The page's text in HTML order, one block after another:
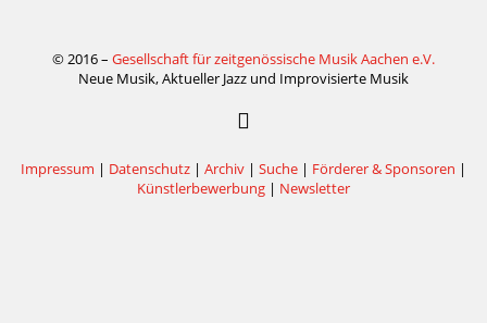
© 2016 – Gesellschaft für zeitgenössische Musik Aachen e.V.
Neue Musik, Aktueller Jazz und Improvisierte Musik
Impressum | Datenschutz | Archiv | Suche | Förderer & Sponsoren |
Künstlerbewerbung | Newsletter